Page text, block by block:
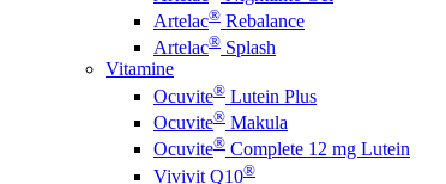
Artelac® Rebalance
Artelac® Splash
Vitamine
Ocuvite® Lutein Plus
Ocuvite® Makula
Ocuvite® Complete 12 mg Lutein
Vivivit Q10®